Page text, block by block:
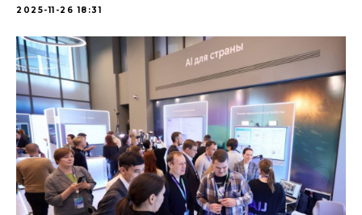
2025-11-26 18:31